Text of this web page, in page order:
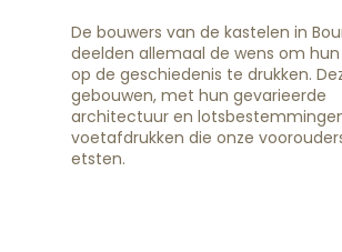
De bouwers van de kastelen in
deelden allemaal de wens om
op de geschiedenis te drukken.
gebouwen, met hun gevarieerde
architectuur en
voetafdrukken die onze
etsten.